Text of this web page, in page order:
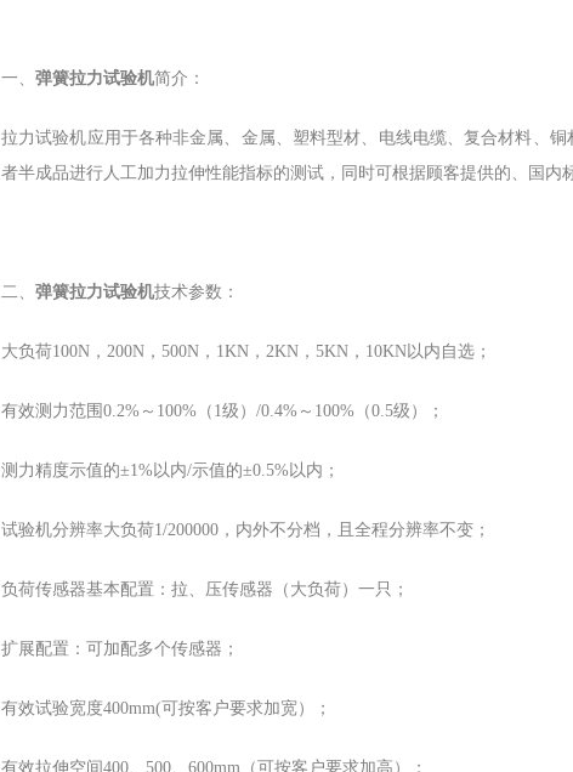
一、 弹簧拉力试验机简介：
拉力试验机应用于各种非金属、金属、塑料型材、电线电缆、复合材料、
者半成品进行人工加力拉伸性能指标的测试，同时可根据顾客提供的、国内
二、 弹簧拉力试验机技术参数：
大负荷100N，200N，500N，1KN，2KN，5KN，10KN以内自选；
有效测力范围0.2%～100%（1级）/0.4%～100%（0.5级）；
测力精度示值的±1%以内/示值的±0.5%以内；
试验机分辨率大负荷1/200000，内外不分档，且全程分辨率不变；
负荷传感器基本配置：拉、压传感器（大负荷）一只；
扩展配置：可加配多个传感器；
有效试验宽度400mm(可按客户要求加宽）；
有效拉伸空间400、500、600mm（可按客户要求加高）；